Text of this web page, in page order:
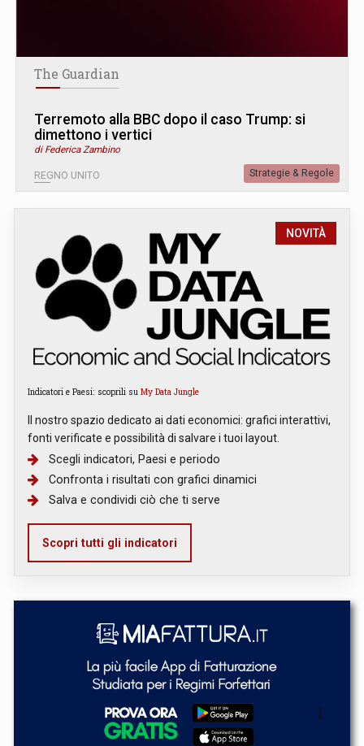
The Guardian
Terremoto alla BBC dopo il caso Trump: si
dimettono i vertici
di Federica Zambino
REGNO UNITO Strategie & Regole
NOVITÀ
Indicatori e Paesi: scoprili su My Data Jungle
Il nostro spazio dedicato ai dati economici: grafici interattivi,
fonti verificate e possibilità di salvare i tuoi layout.
Scegli indicatori, Paesi e periodo
Confronta i risultati con grafici dinamici
Salva e condividi ciò che ti serve
Scopri tutti gli indicatori